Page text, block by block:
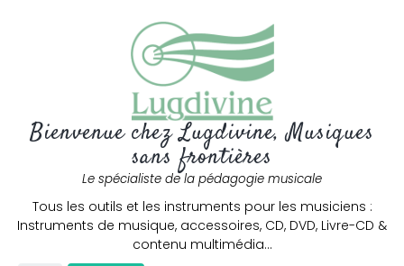
Bienvenue chez Lugdivine, Musiques
sans frontières
Le spécialiste de la pédagogie musicale
Tous les outils et les instruments pour les musiciens :
Instruments de musique, accessoires, CD, DVD, Livre-CD &
contenu multimédia…